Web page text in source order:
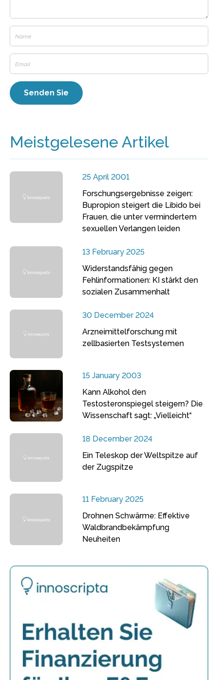
Meistgelesene Artikel
25 April 2001
Forschungsergebnisse zeigen:
Bupropion steigert die Libido bei
Frauen, die unter vermindertem
sexuellen Verlangen leiden
13 February 2025
Widerstandsfähig gegen
Fehlinformationen: KI stärkt den
sozialen Zusammenhalt
30 December 2024
Arzneimittelforschung mit
zellbasierten Testsystemen
15 January 2003
Kann Alkohol den
Testosteronspiegel steigern? Die
Wissenschaft sagt: „Vielleicht“
18 December 2024
Ein Teleskop der Weltspitze auf
der Zugspitze
11 February 2025
Drohnen Schwärme: Effektive
Waldbrandbekämpfung
Neuheiten